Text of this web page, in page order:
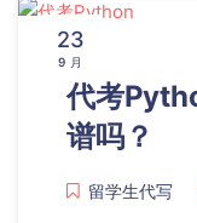
23
9 月
代考
谱吗？
留学生代写